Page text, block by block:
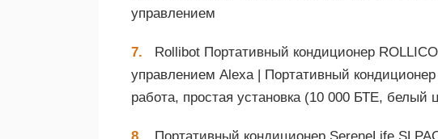
управлением
Rollibot Портативный кондиционер
управлением Alexa | Портативный
работа, простая установка (10 000 БТЕ, белый